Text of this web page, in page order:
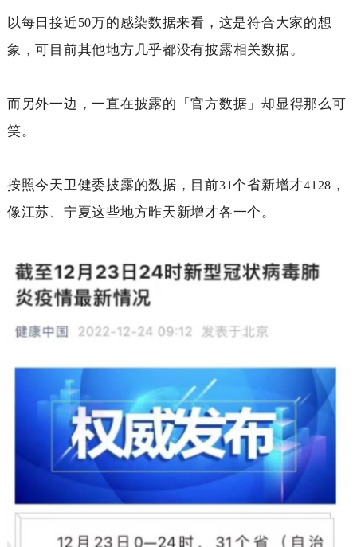
以每日接近50万的感染数据来看，这是符合大家的想
象，可目前其他地方几乎都没有披露相关数据。
而另外一边，一直在披露的「官方数据」却显得那么可
笑。
按照今天卫健委披露的数据，目前31个省新增才4128 ，
像江苏、宁夏这些地方昨天新增才各一个。